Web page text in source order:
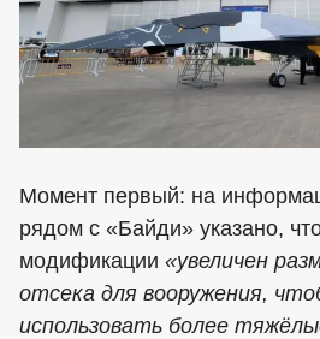
Момент первый: на
рядом с «Байди» указано,
модификации «увеличен
отсека для вооружения,
использовать более